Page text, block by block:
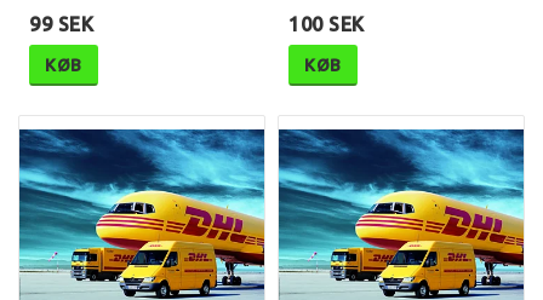
99 SEK
KØB
100 SEK
KØB